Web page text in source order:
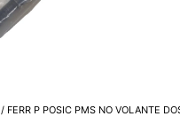
/ FERR P POSIC PMS NO VOLANTE